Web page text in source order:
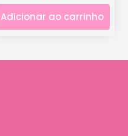
Adicionar ao carrinho